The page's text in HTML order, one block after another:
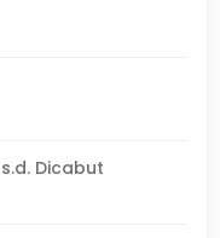
Dicabut